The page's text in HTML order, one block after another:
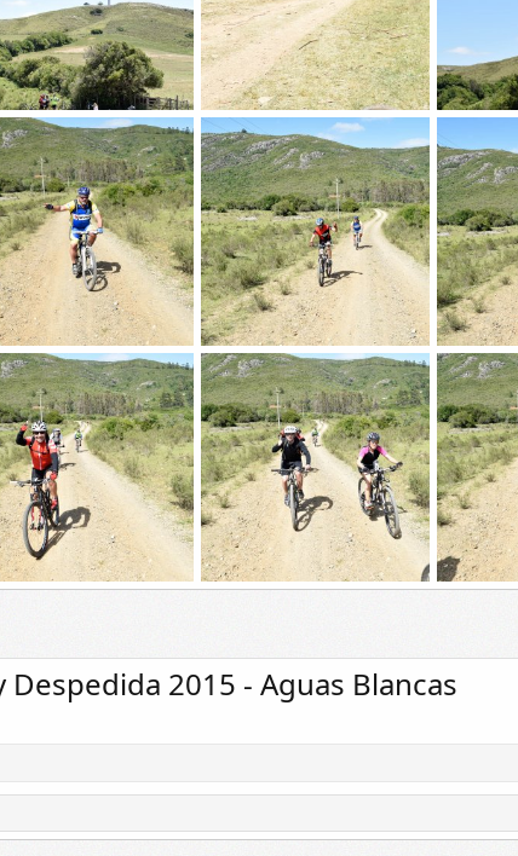
7 Dic 2015
0
_DSC0336
Skylined
7 Dic 2015
0
0
_DSC0334
0
0
7 Dic 2015
0
_DSC0324
Skylined
7 Dic 2015
0
0
_DSC0321
Skylined
0
0
_DSC0312 _DSC0311
2015 - Aguas Blancas